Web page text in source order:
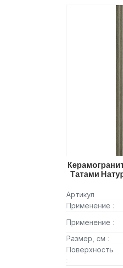
Татами
Артикул
Применение :
Применение :
Размер, см :
Поверхность
: